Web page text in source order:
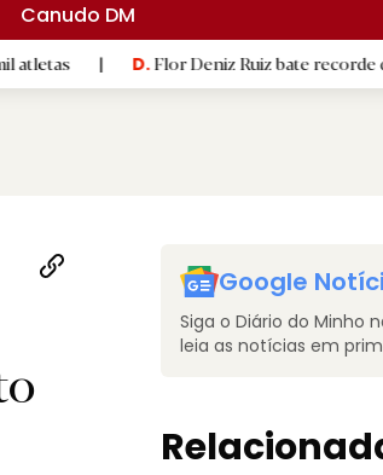
Canudo DM
D.Flor Deniz Ruiz bate recorde da América
Google
Siga o Diário do Minho
leia as notícias em